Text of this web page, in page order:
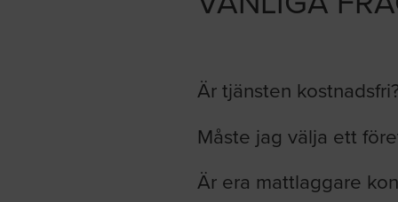
Är tjänsten
Måste jag välja ett
Är era mattlaggare